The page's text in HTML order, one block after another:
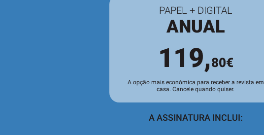
PAPEL + DIGITAL
ANUAL
119,80€
A opção mais económica para receber a revista em
casa. Cancele quando quiser.
A ASSINATURA INCLUI: